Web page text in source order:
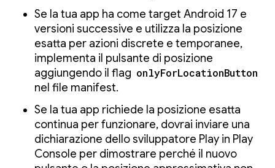
Se la tua app ha come target Android 17 e
versioni successive e utilizza la posizione
esatta per azioni discrete e temporanee,
implementa il pulsante di posizione
aggiungendo il flag onlyForLocationButton
nel file manifest.
Se la tua app richiede la posizione esatta
continua per funzionare, dovrai inviare una
dichiarazione dello sviluppatore Play in Play
Console per dimostrare perché il nuovo